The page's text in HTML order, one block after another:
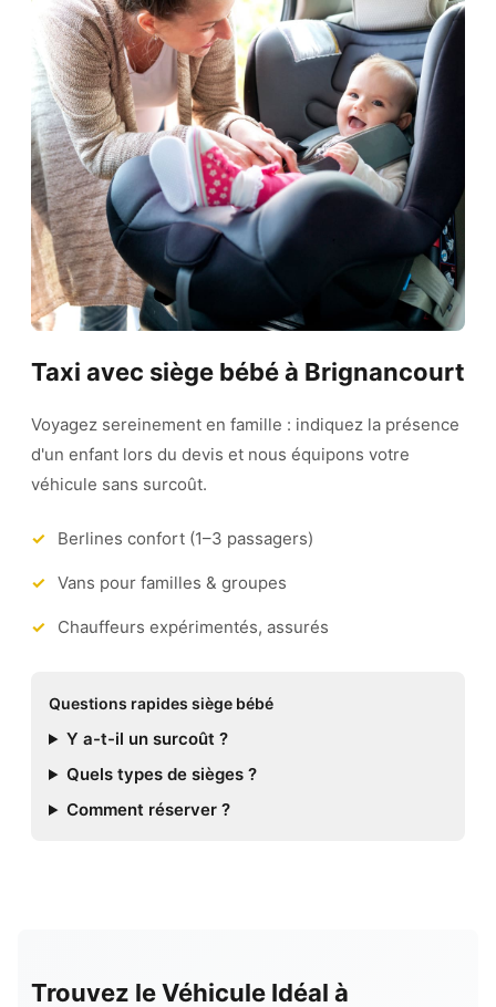
Taxi avec siège bébé à Brignancourt
Voyagez sereinement en famille : indiquez la présence
d'un enfant lors du devis et nous équipons votre
véhicule sans surcoût.
Berlines confort (1–3 passagers)
Vans pour familles & groupes
Chauffeurs expérimentés, assurés
Questions rapides siège bébé
Y a-t-il un surcoût ?
Quels types de sièges ?
Comment réserver ?
Trouvez le Véhicule Idéal à